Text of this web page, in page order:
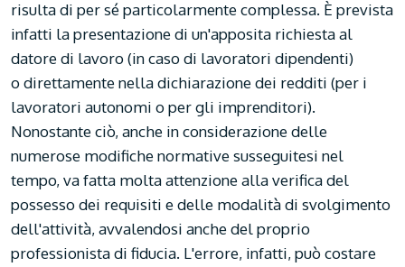
risulta di per sé particolarmente complessa. È prevista
infatti la presentazione di un'apposita richiesta al
datore di lavoro (in caso di lavoratori dipendenti)
o direttamente nella dichiarazione dei redditi (per i
lavoratori autonomi o per gli imprenditori).
Nonostante ciò, anche in considerazione delle
numerose modifiche normative susseguitesi nel
tempo, va fatta molta attenzione alla verifica del
possesso dei requisiti e delle modalità di svolgimento
dell'attività, avvalendosi anche del proprio
professionista di fiducia. L'errore, infatti, può costare